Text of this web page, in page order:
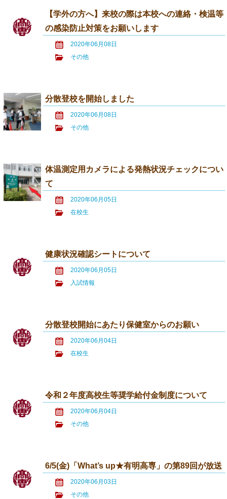
【学外の方へ】来校の際は本校への連絡・検温等
の感染防止対策をお願いします
2020年06月08日
その他
分散登校を開始しました
2020年06月08日
その他
体温測定用カメラによる発熱状況チェックについ
て
2020年06月05日
在校生
健康状況確認シートについて
2020年06月05日
入試情報
分散登校開始にあたり保健室からのお願い
2020年06月04日
在校生
令和２年度高校生等奨学給付金制度について
2020年06月04日
その他
6/5(金)「What’s up★有明高専」の第89回が放送
2020年06月03日
その他